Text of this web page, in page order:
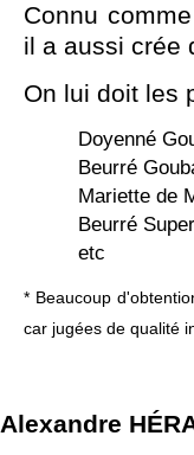
Connu
il a aussi crée
On lui doit les
Doyenné
Beurré
Mariette de
Beurré
etc
* Beaucoup
car jugées de qualité
Alexandre